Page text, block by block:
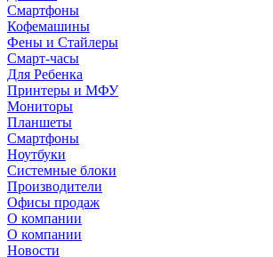
Смартфоны
Кофемашины
Фены и Стайлеры
Смарт-часы
Для Ребенка
Принтеры и МФУ
Мониторы
Планшеты
Смартфоны
Ноутбуки
Системные блоки
Производители
Офисы продаж
О компании
О компании
Новости